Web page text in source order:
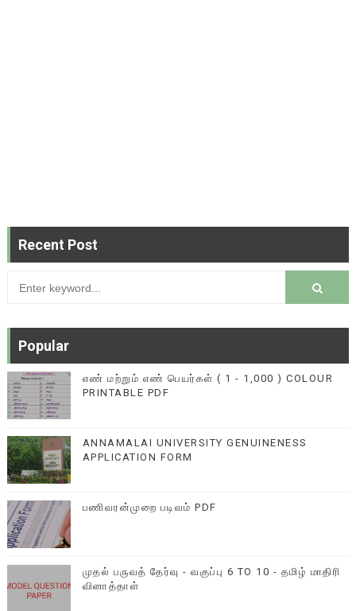
Recent Post
Popular
எண் மற்றும் எண் பெயர்கள் ( 1 - 1,000 ) COLOUR
PRINTABLE PDF
ANNAMALAI UNIVERSITY GENUINENESS
APPLICATION FORM
பணிவரன்முறை படிவம் PDF
முதல் பருவத் தேர்வு - வகுப்பு 6 TO 10 - தமிழ் மாதிரி
வினாத்தாள்